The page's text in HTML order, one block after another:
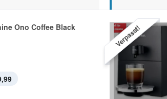
Ono Coffee Black Verpasst!